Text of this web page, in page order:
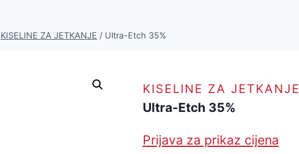
KISELINE ZA JETKANJE / Ultra-Etch 35%
KISELINE ZA JETKANJE
Ultra-Etch 35%
Prijava za prikaz cijena